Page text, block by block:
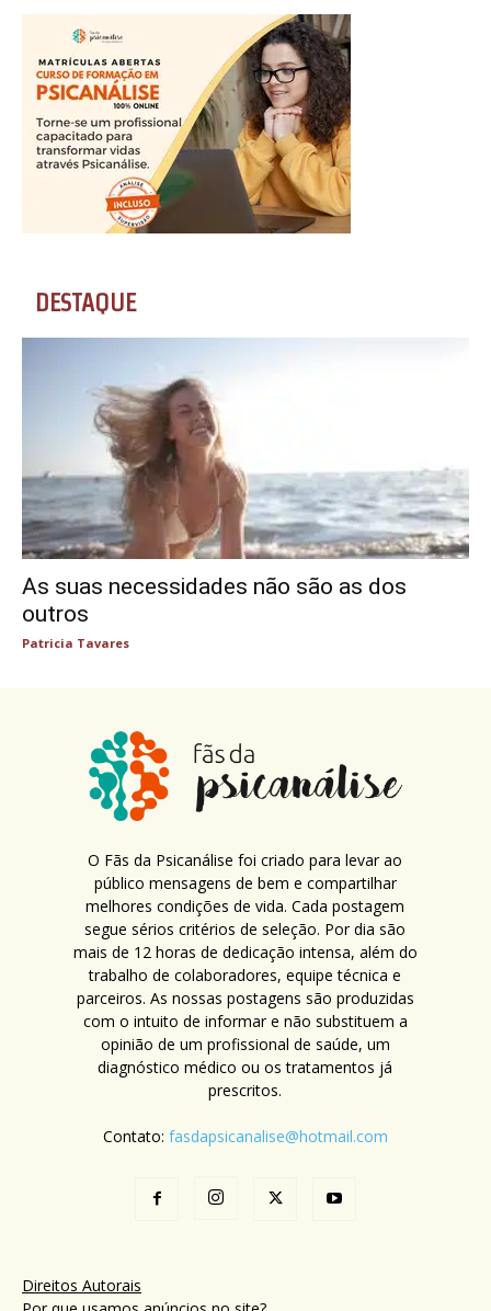
DESTAQUE
As suas necessidades não são as dos
outros
Patricia Tavares
O Fãs da Psicanálise foi criado para levar ao
público mensagens de bem e compartilhar
melhores condições de vida. Cada postagem
segue sérios critérios de seleção. Por dia são
mais de 12 horas de dedicação intensa, além do
trabalho de colaboradores, equipe técnica e
parceiros. As nossas postagens são produzidas
com o intuito de informar e não substituem a
opinião de um profissional de saúde, um
diagnóstico médico ou os tratamentos já
prescritos.
Contato: fasdapsicanalise@hotmail.com
Direitos Autorais